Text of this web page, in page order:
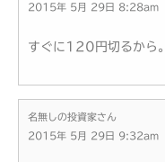
2015年 5月 29日 8:28am
すぐに120円切るから。
名無しの投資家さん
2015年 5月 29日 9:32am